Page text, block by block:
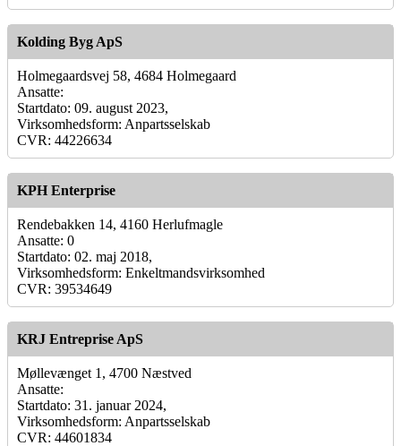
Kolding Byg ApS
Holmegaardsvej 58, 4684 Holmegaard
Ansatte:
Startdato: 09. august 2023,
Virksomhedsform: Anpartsselskab
CVR: 44226634
KPH Enterprise
Rendebakken 14, 4160 Herlufmagle
Ansatte: 0
Startdato: 02. maj 2018,
Virksomhedsform: Enkeltmandsvirksomhed
CVR: 39534649
KRJ Entreprise ApS
Møllevænget 1, 4700 Næstved
Ansatte:
Startdato: 31. januar 2024,
Virksomhedsform: Anpartsselskab
CVR: 44601834